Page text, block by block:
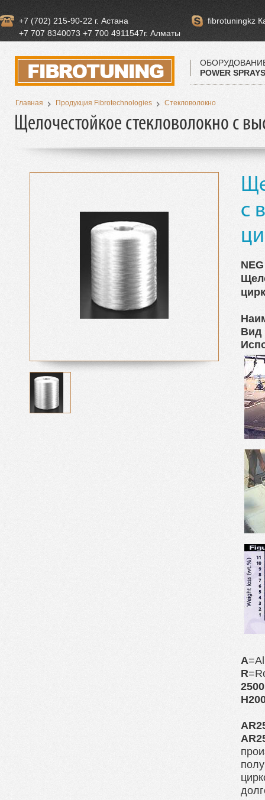
+7 (702) 215-90-22 г. Астана
+7 707 8340073 +7 700 4911547г. Алматы
fibrotuningkz
POWER SPRAYS
Главная Продукция Fibrotechnologies Стекловолокно
Щелочестойкое стекловолокно с
с
Вид
A
R
2500